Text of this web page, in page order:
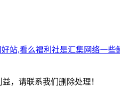
,看么福利社是汇集网络一
，请联系我们删除处理！